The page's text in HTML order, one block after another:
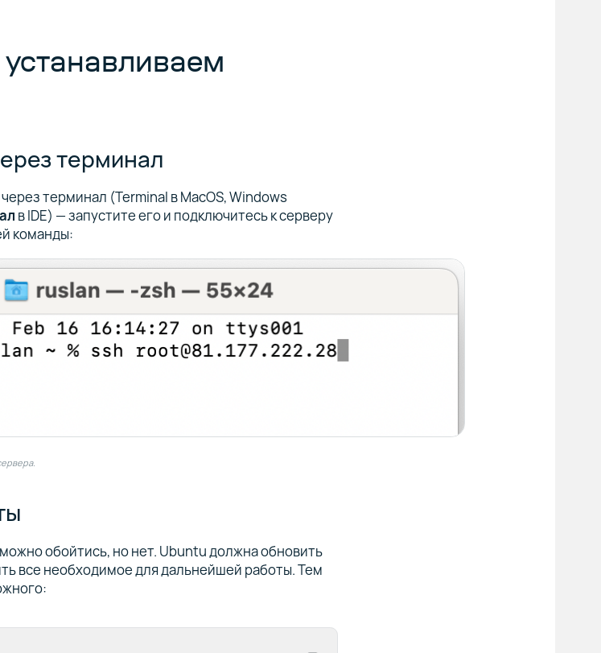
терминал
терминал (Terminal в MacOS, Windows
в IDE) — запустите его и подключитесь к серверу
команды:
обойтись, но нет. Ubuntu должна обновить
все необходимое для дальнейшей работы. Тем